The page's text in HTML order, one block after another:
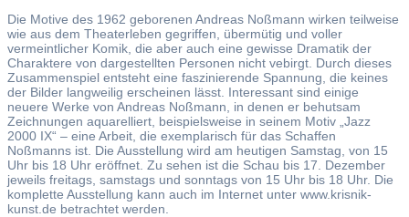
Die Motive des 1962 geborenen Andreas Noßmann wirken teilweise
wie aus dem Theaterleben gegriffen, übermütig und voller
vermeintlicher Komik, die aber auch eine gewisse Dramatik der
Charaktere von dargestellten Personen nicht vebirgt. Durch dieses
Zusammenspiel entsteht eine faszinierende Spannung, die keines
der Bilder langweilig erscheinen lässt. Interessant sind einige
neuere Werke von Andreas Noßmann, in denen er behutsam
Zeichnungen aquarelliert, beispielsweise in seinem Motiv „Jazz
2000 IX“ – eine Arbeit, die exemplarisch für das Schaffen
Noßmanns ist. Die Ausstellung wird am heutigen Samstag, von 15
Uhr bis 18 Uhr eröffnet. Zu sehen ist die Schau bis 17. Dezember
jeweils freitags, samstags und sonntags von 15 Uhr bis 18 Uhr. Die
komplette Ausstellung kann auch im Internet unter www.krisnik-
kunst.de betrachtet werden.